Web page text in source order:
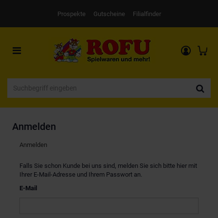
Prospekte Gutscheine Filialfinder
Toggle
navigation
Anmelden
Anmelden
Falls Sie schon Kunde bei uns sind, melden Sie sich bitte hier mit
Ihrer E-Mail-Adresse und Ihrem Passwort an.
E-Mail